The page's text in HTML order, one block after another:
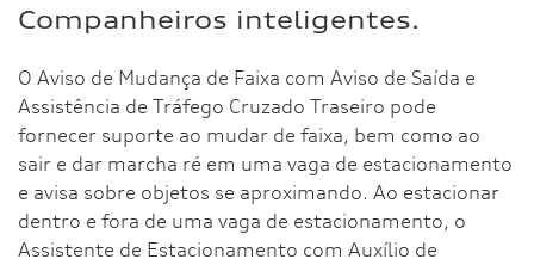
Companheiros inteligentes.
O Aviso de Mudança de Faixa com Aviso de Saída e
Assistência de Tráfego Cruzado Traseiro pode
fornecer suporte ao mudar de faixa, bem como ao
sair e dar marcha ré em uma vaga de estacionamento
e avisa sobre objetos se aproximando. Ao estacionar
dentro e fora de uma vaga de estacionamento, o
Assistente de Estacionamento com Auxílio de